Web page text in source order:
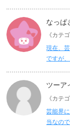
なっぱ
《カテ
現在、
ですが
ツーア
《カテ
芸能界
当なの